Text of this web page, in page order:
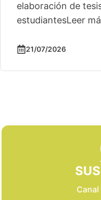
elaboración de
estudiantesLeer
21/07/2026